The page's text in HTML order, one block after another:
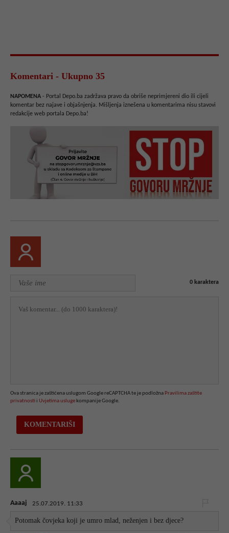
Komentari - Ukupno 35
NAPOMENA - Portal Depo.ba zadržava pravo da obriše neprimjereni dio ili cijeli
komentar bez najave i objašnjenja. Mišljenja iznešena u komentarima nisu stavovi
redakcije web portala Depo.ba!
0 karaktera
Ova stranica je zaštićena uslugom Google reCAPTCHA te je podložna Pravilima zaštite
privatnosti i Uvjetima uslugekompanije Google.
Aaaaj 25.07.2019. 11:33
Potomak čovjeka koji je umro mlad, neženjen i bez djece?